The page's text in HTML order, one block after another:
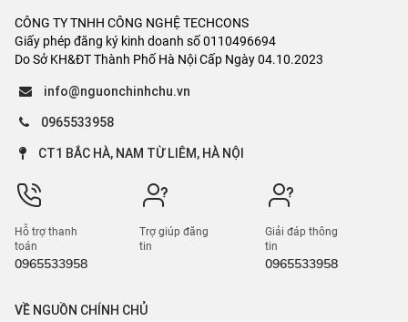
CÔNG TY TNHH CÔNG NGHỆ TECHCONS
Giấy phép đăng ký kinh doanh số 0110496694
Do Sở KH&ĐT Thành Phố Hà Nội Cấp Ngày 04.10.2023
info@nguonchinhchu.vn
0965533958
CT1 BẮC HÀ, NAM TỪ LIÊM, HÀ NỘI
Hỗ trợ thanh
toán
0965533958
Trợ giúp đăng
tin
Giải đáp thông
tin
0965533958
VỀ NGUỒN CHÍNH CHỦ